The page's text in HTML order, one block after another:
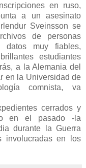
en ruso,
a un asesinato
Sveinsson se
de personas
datos muy fiables,
estudiantes
a la Alemania del
en la Universidad de
comnista, va
cerrados y
en el pasado -la
durante la Guerra
involucradas en los